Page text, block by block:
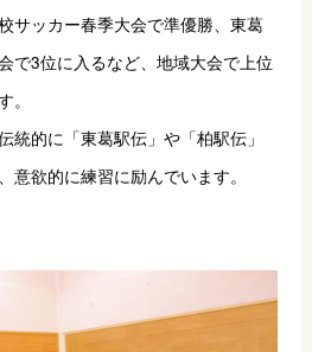
サッカー春季大会で準優勝、東葛
で3位に入るなど、地域大会で上位
。
統的に「東葛駅伝」や「柏駅伝」
意欲的に練習に励んでいます。